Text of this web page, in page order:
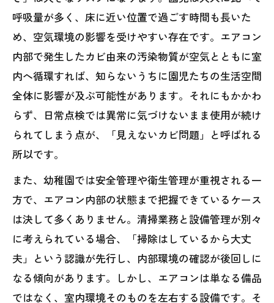
呼吸量が多く、床に近い位置で過ごす時間も長いた
め、空気環境の影響を受けやすい存在です。エアコン
内部で発生したカビ由来の汚染物質が空気とともに室
内へ循環すれば、知らないうちに園児たちの生活空間
全体に影響が及ぶ可能性があります。それにもかかわ
らず、日常点検では異常に気づけないまま使用が続け
られてしまう点が、「見えないカビ問題」と呼ばれる
所以です。
また、幼稚園では安全管理や衛生管理が重視される一
方で、エアコン内部の状態まで把握できているケース
は決して多くありません。清掃業務と設備管理が別々
に考えられている場合、「掃除はしているから大丈
夫」という認識が先行し、内部環境の確認が後回しに
なる傾向があります。しかし、エアコンは単なる備品
ではなく、室内環境そのものを左右する設備です。そ